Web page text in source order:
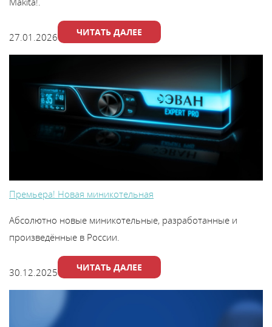
27.01.2026 ЧИТАТЬ ДАЛЕЕ
Премьера! Новая миникотельная
Абсолютно новые миникотельные, разработанные и
произведённые в России.
30.12.2025 ЧИТАТЬ ДАЛЕЕ